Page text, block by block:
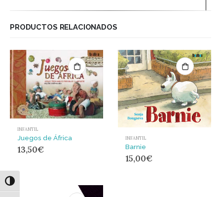
Alternar alto contraste
PRODUCTOS RELACIONADOS
INFANTIL
Juegos de África
13,50€
INFANTIL
Barnie
15,00€